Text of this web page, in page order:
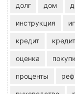
долг дом
инструкция
кредит
оценка
проценты